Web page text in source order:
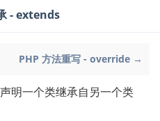
PHP 方法重写 - override →
- extends
明一个类继承自另一个类